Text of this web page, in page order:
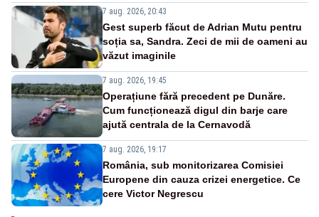
7 aug. 2026, 20:43
Gest superb făcut de Adrian Mutu pentru
soția sa, Sandra. Zeci de mii de oameni au
văzut imaginile
7 aug. 2026, 19:45
Operațiune fără precedent pe Dunăre.
Cum funcționează digul din barje care
ajută centrala de la Cernavodă
7 aug. 2026, 19:17
România, sub monitorizarea Comisiei
Europene din cauza crizei energetice. Ce
cere Victor Negrescu